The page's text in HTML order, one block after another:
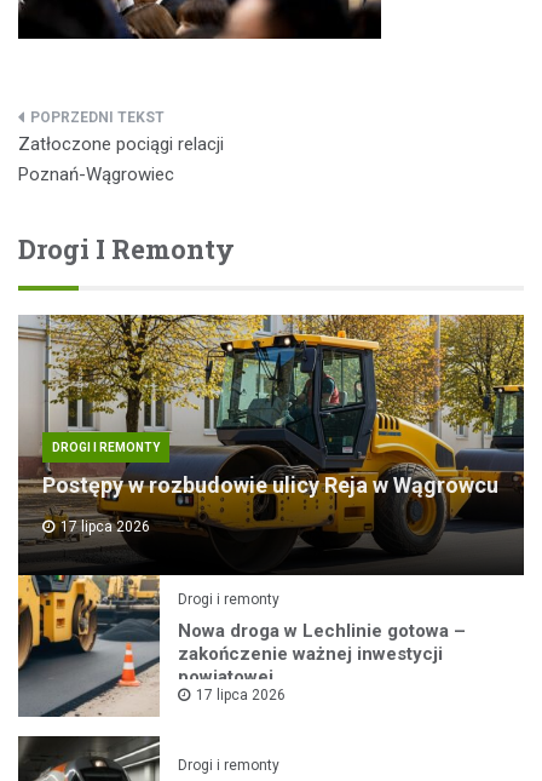
Nawigacja
wpisu
Zatłoczone pociągi relacji
Poznań-Wągrowiec
Drogi I Remonty
DROGI I REMONTY
Postępy w rozbudowie ulicy Reja w Wągrowcu
17 lipca 2026
Drogi i remonty
Nowa droga w Lechlinie gotowa –
zakończenie ważnej inwestycji
powiatowej
17 lipca 2026
Drogi i remonty